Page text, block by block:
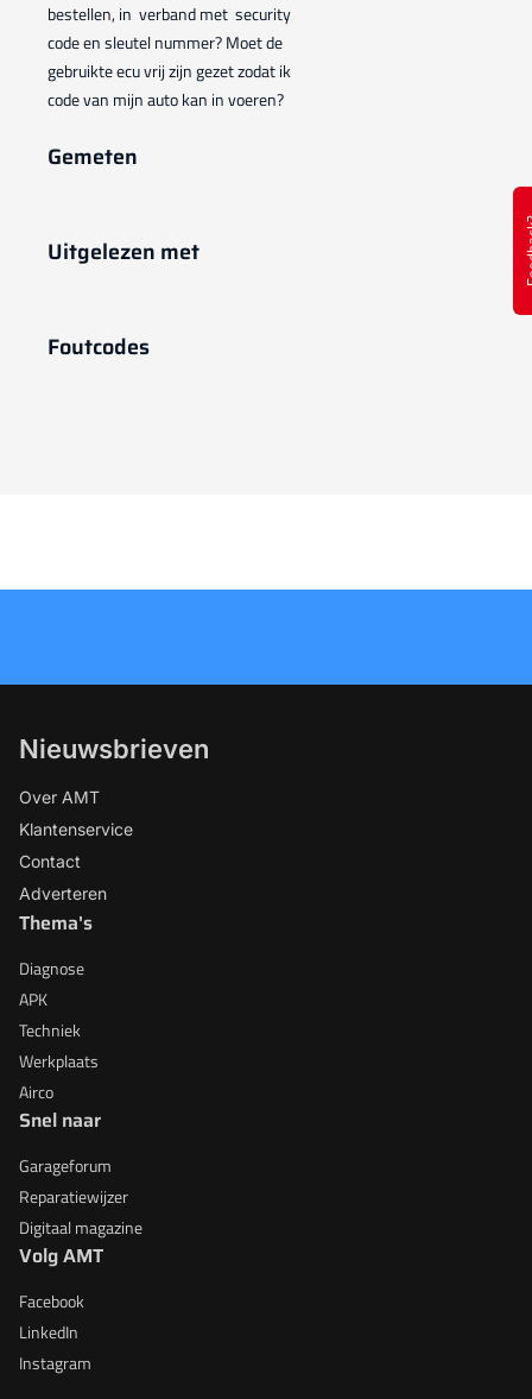
bestellen, in verband met security
code en sleutel nummer? Moet de
gebruikte ecu vrij zijn gezet zodat ik
code van mijn auto kan in voeren?
Gemeten
Uitgelezen met
Foutcodes
Nieuwsbrieven
Over AMT
Klantenservice
Contact
Adverteren
Thema's
Diagnose
APK
Techniek
Werkplaats
Airco
Snel naar
Garageforum
Reparatiewijzer
Digitaal magazine
Volg AMT
Facebook
LinkedIn
Instagram